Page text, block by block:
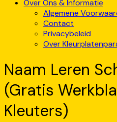
Over Ons & Informatie
Algemene
Contact
Privacybeleid
Over
Naam Leren
(Gratis
Kleuters)